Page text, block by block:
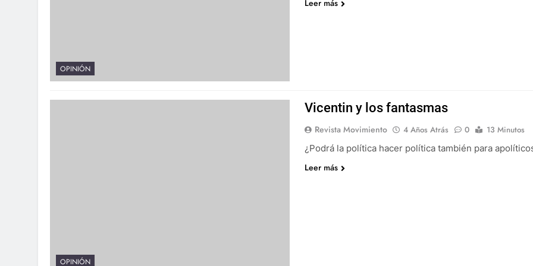
OPINIÓN
Leer más
OPINIÓN
Vicentin y los fantasmas
Revista Movimiento 4 Años Atrás 0
13 Minutos
¿Podrá la política hacer política también para
Leer más